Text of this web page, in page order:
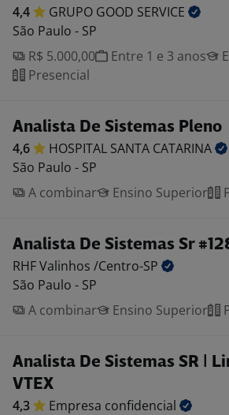
4,4 GRUPO GOOD SERVICE
São Paulo - SP
R$ 5.000,00
Entre 1 e 3 anos
Presencial
Analista De Sistemas Pleno
4,6 HOSPITAL SANTA CATARINA
São Paulo - SP
A combinar
Ensino Superior
Analista De Sistemas Sr
RHF Valinhos /Centro-SP
São Paulo - SP
A combinar
Ensino Superior
Analista De Sistemas SR |
VTEX
4,3 Empresa confidencial